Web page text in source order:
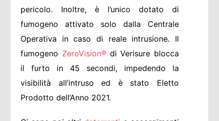
pericolo. Inoltre, è l’unico dotato di
fumogeno attivato solo dalla Centrale
Operativa in caso di reale intrusione. Il
fumogeno ZeroVision® di Verisure blocca
il furto in 45 secondi, impedendo la
visibilità all’intruso ed è stato Eletto
Prodotto dell’Anno 2021.